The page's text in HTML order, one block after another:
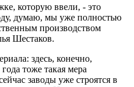
которую ввели, - это
думаю, мы уже полностью
производством
Шестаков.
здесь, конечно,
тоже такая мера
заводы уже строятся в